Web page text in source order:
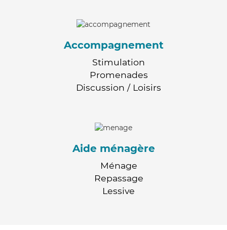
Accompagnement
Stimulation
Promenades
Discussion / Loisirs
Aide ménagère
Ménage
Repassage
Lessive